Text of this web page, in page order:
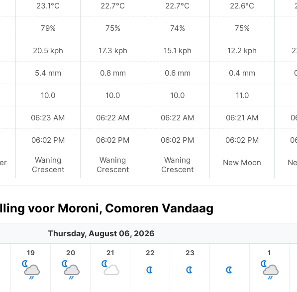
23.1°C
79%
20.5 kph
5.4 mm
10.0
06:23 AM
06:02 PM
Waning
Crescent
22.7°C
75%
17.3 kph
0.8 mm
10.0
06:22 AM
06:02 PM
Waning
Crescent
22.7°C
74%
15.1 kph
0.6 mm
10.0
06:22 AM
06:02 PM
Waning
Crescent
22.6°C
75%
12.2 kph
0.4 mm
11.0
06:21 AM
06:02 PM
New Moon
voor Moroni, Comoren Vandaag
Thursday, August 06, 2026
19 20 21 22 23 1